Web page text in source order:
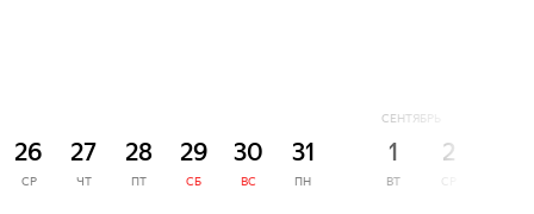
26
СР
27
ЧТ
28
ПТ
29
СБ
30
ВС
31
ПН
СЕНТЯБРЬ
1
ВТ
2